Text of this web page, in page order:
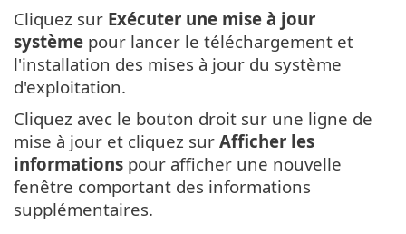
Cliquez sur Exécuter une mise à jour
système pour lancer le téléchargement et
l'installation des mises à jour du système
d'exploitation.
Cliquez avec le bouton droit sur une ligne de
mise à jour et cliquez sur Afficher les
informations pour afficher une nouvelle
fenêtre comportant des informations
supplémentaires.